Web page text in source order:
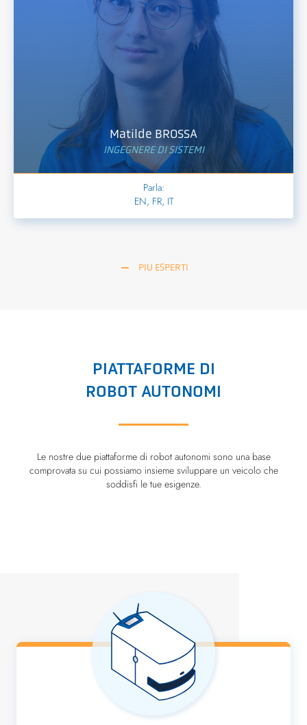
Matilde BROSSA
INGEGNERE DI SISTEMI
Parla:
EN, FR, IT
PIU ESPERTI
PIATTAFORME DI
ROBOT AUTONOMI
Le nostre due piattaforme di robot autonomi sono una base
comprovata su cui possiamo insieme sviluppare un veicolo che
soddisfi le tue esigenze.